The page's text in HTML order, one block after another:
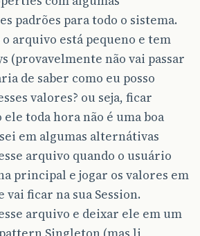
padrões para todo o sistema.
arquivo está pequeno e tem
(provavelmente não vai passar
de saber como eu posso
valores? ou seja, ficar
toda hora não é uma boa
em algumas alternátivas
arquivo quando o usuário
principal e jogar os valores em
vai ficar na sua Session.
arquivo e deixar ele em um